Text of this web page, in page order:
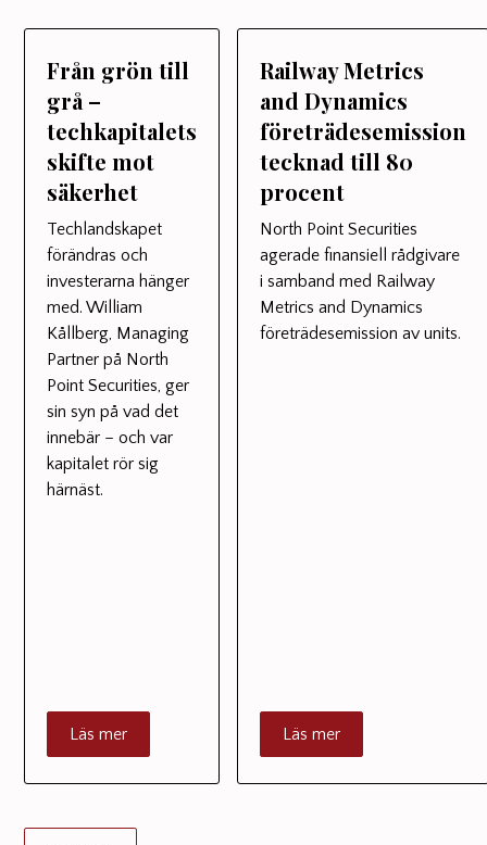
Från grön till
grå –
techkapitalets
skifte mot
säkerhet
Techlandskapet
förändras och
investerarna hänger
med. William
Kållberg, Managing
Partner på North
Point Securities, ger
sin syn på vad det
innebär – och var
kapitalet rör sig
härnäst.
Läs mer
Railway Metrics
and Dynamics
företrädesemission
tecknad till 80
procent
North Point Securities
agerade finansiell rådgivare
i samband med Railway
Metrics and Dynamics
företrädesemission av units.
Läs mer